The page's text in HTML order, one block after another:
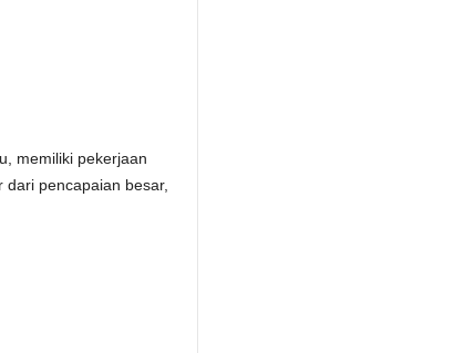
memiliki pekerjaan
pencapaian besar,